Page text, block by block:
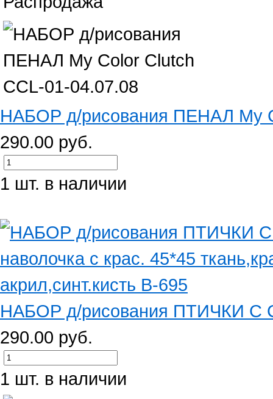
НАБОР д/рисования ПЕНАЛ My
290.00 руб.
1 шт. в наличии
НАБОР д/рисования ПТИЧКИ С
290.00 руб.
1 шт. в наличии